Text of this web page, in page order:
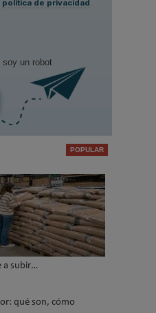
política de privacidad.
soy un robot
a subir…
qué son, cómo